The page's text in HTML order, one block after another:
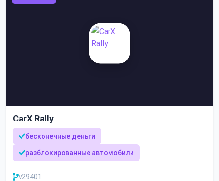
CarX Rally
бесконечные деньги
разблокированные автомобили
v29401